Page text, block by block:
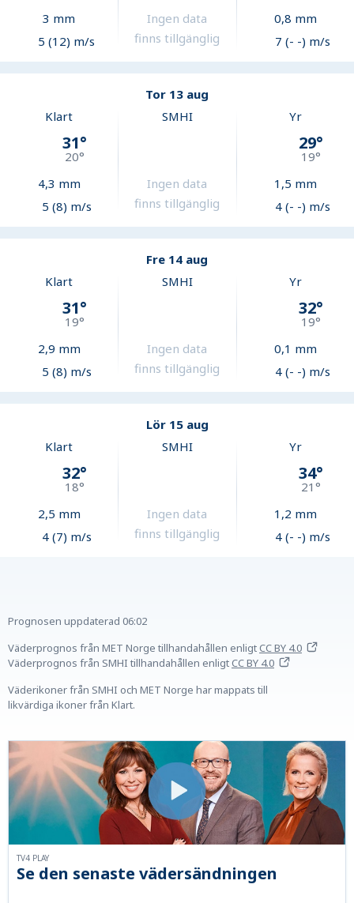
3 mm
5 (12) m/s
Ingen data
finns tillgänglig
0,8 mm
7 (- -) m/s
Tor 13 aug
Klart
31°
20°
4,3 mm
5 (8) m/s
SMHI
Ingen data
finns tillgänglig
Yr
29°
19°
1,5 mm
4 (- -) m/s
Fre 14 aug
Klart
31°
19°
2,9 mm
5 (8) m/s
SMHI
Ingen data
finns tillgänglig
Yr
32°
19°
0,1 mm
4 (- -) m/s
Lör 15 aug
Klart
32°
18°
2,5 mm
4 (7) m/s
SMHI
Ingen data
finns tillgänglig
Yr
34°
21°
1,2 mm
4 (- -) m/s
Prognosen uppdaterad 06:02
Väderprognos från MET Norge tillhandahållen enligtCC BY 4.0
Väderprognos från SMHI tillhandahållen enligtCC BY 4.0
Väderikoner från SMHI och MET Norge har mappats till
likvärdiga ikoner från Klart.
Se den senaste vädersändningen
TV4 PLAY